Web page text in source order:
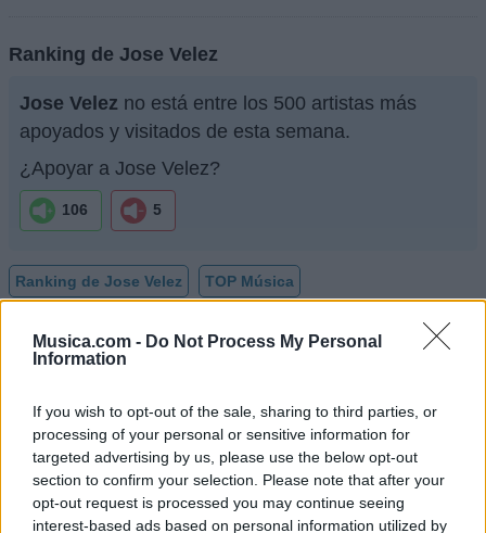
Musica.com - Do Not Process My Personal
Information
If you wish to opt-out of the sale, sharing to third parties, or
processing of your personal or sensitive information for
targeted advertising by us, please use the below opt-out
section to confirm your selection. Please note that after your
opt-out request is processed you may continue seeing
interest-based ads based on personal information utilized by
Ranking de Jose Velez
Jose Velez no está entre los 500 artistas más
apoyados y visitados de esta semana.
¿Apoyar a Jose Velez?
106 5
Ranking de Jose Velez TOP Música